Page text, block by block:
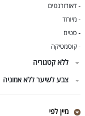
-דאודורנטים
- מיוחד
- סטים
-קוסמטיקה
ללא קטגוריה
צבע לשיער ללא אמוניה
מיין לפי